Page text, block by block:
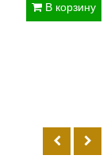
В корзину